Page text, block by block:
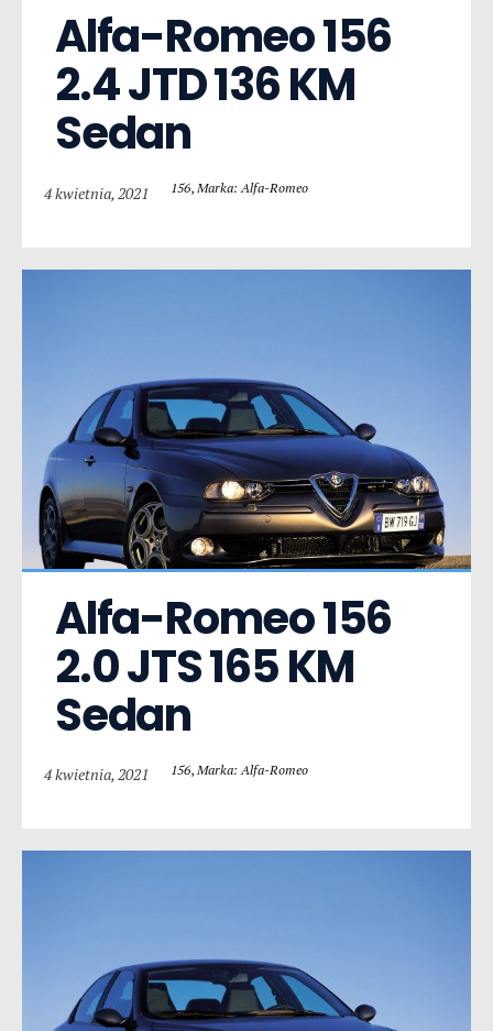
Alfa-Romeo 156
2.4 JTD 136 KM
Sedan
4 kwietnia, 2021 156, Marka: Alfa-Romeo
Alfa-Romeo 156
2.0 JTS 165 KM
Sedan
4 kwietnia, 2021 156, Marka: Alfa-Romeo